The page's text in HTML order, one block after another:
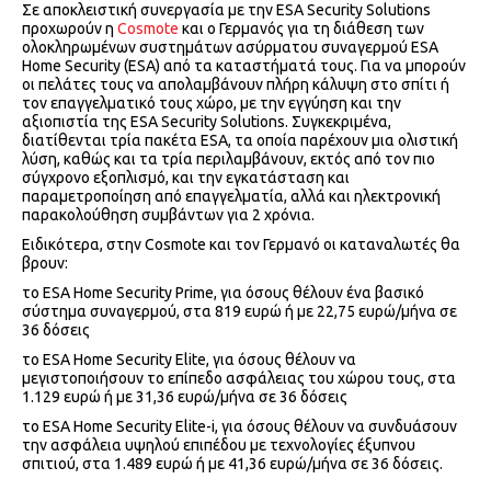
Σε αποκλειστική συνεργασία με την ESA Security Solutions
προχωρούν η Cosmote και ο Γερμανός για τη διάθεση των
ολοκληρωμένων συστημάτων ασύρματου συναγερμού ESA
Home Security (ESA) από τα καταστήματά τους. Για να μπορούν
οι πελάτες τους να απολαμβάνουν πλήρη κάλυψη στο σπίτι ή
τον επαγγελματικό τους χώρο, με την εγγύηση και την
αξιοπιστία της ESA Security Solutions. Συγκεκριμένα,
διατίθενται τρία πακέτα ESA, τα οποία παρέχουν μια ολιστική
λύση, καθώς και τα τρία περιλαμβάνουν, εκτός από τον πιο
σύγχρονο εξοπλισμό, και την εγκατάσταση και
παραμετροποίηση από επαγγελματία, αλλά και ηλεκτρονική
παρακολούθηση συμβάντων για 2 χρόνια.
Ειδικότερα, στην Cosmote και τον Γερμανό οι καταναλωτές θα
βρουν:
το ESA Home Security Prime, για όσους θέλουν ένα βασικό
σύστημα συναγερμού, στα 819 ευρώ ή με 22,75 ευρώ/μήνα σε
36 δόσεις
το ESA Home Security Elite, για όσους θέλουν να
μεγιστοποιήσουν το επίπεδο ασφάλειας του χώρου τους, στα
1.129 ευρώ ή με 31,36 ευρώ/μήνα σε 36 δόσεις
το ESA Home Security Elite-i, για όσους θέλουν να συνδυάσουν
την ασφάλεια υψηλού επιπέδου με τεχνολογίες έξυπνου
σπιτιού, στα 1.489 ευρώ ή με 41,36 ευρώ/μήνα σε 36 δόσεις.